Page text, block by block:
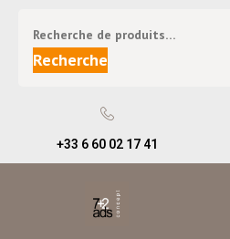
Recherche
+33 6 60 02 17 41